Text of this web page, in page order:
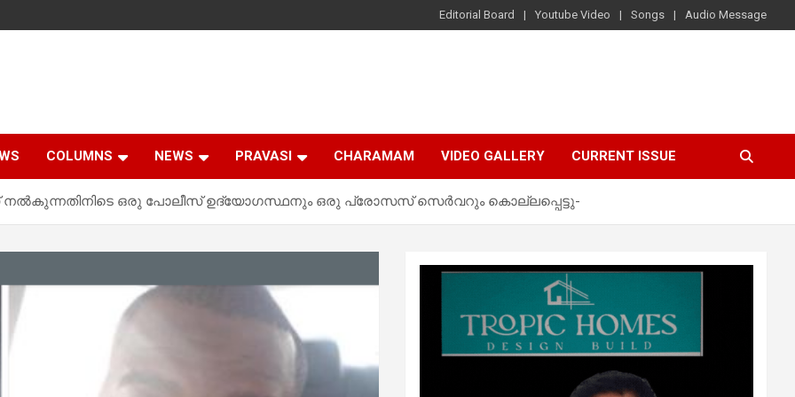
Editorial Board Youtube Video Songs Audio Message
COLUMNS NEWS PRAVASI CHARAMAM VIDEO GALLERY CURRENT ISSUE
നൽകുന്നതിനിടെ ഒരു പോലീസ് ഉദ്യോഗസ്ഥനും ഒരു പ്രോസസ് സെർവറും കൊല്ലപ്പെട്ടു-